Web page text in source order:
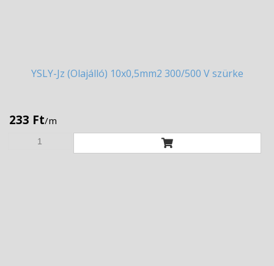
YSLY-Jz (Olajálló) 10x0,5mm2 300/500 V szürke
233 Ft/m